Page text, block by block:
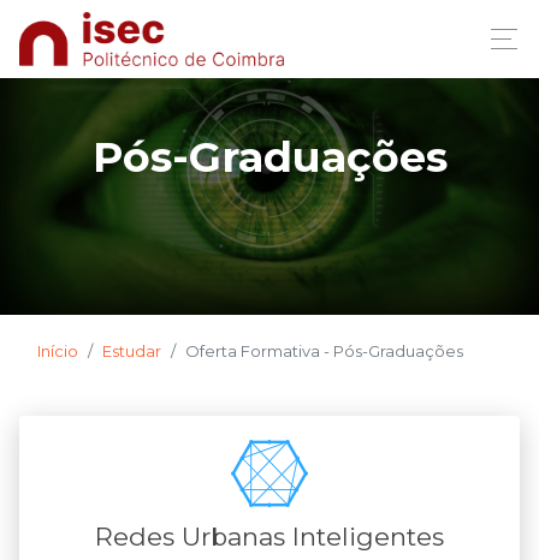
Pós-Graduações
Início Estudar Oferta Formativa - Pós-Graduações
Redes Urbanas Inteligentes